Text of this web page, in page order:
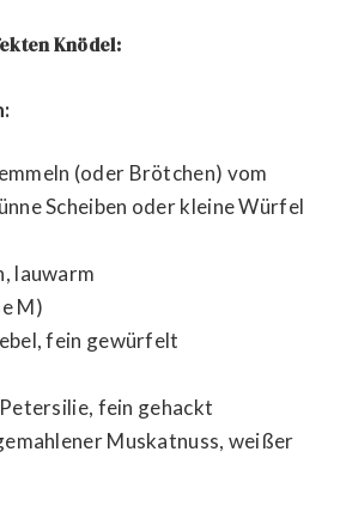
Knödel:
(oder Brötchen) vom
Scheiben oder kleine Würfel
lauwarm
M)
fein gewürfelt
fein gehackt
Muskatnuss, weißer